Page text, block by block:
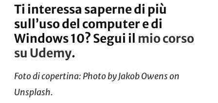
Ti interessa saperne di più
sull’uso del computer e di
Windows 10? Segui il mio corso
su Udemy.
Foto di copertina: Photo byJakob Owenson
Unsplash.